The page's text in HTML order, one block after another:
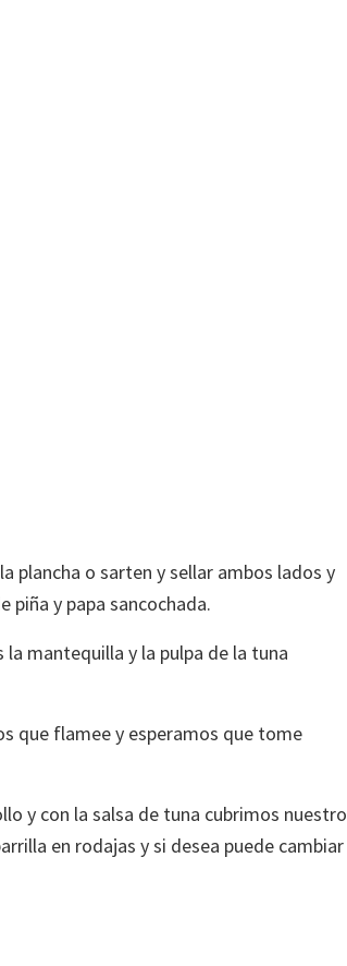
plancha o sarten y sellar ambos lados y
piña y papa sancochada.
mantequilla y la pulpa de la tuna
que flamee y esperamos que tome
y con la salsa de tuna cubrimos nuestro
en rodajas y si desea puede cambiar